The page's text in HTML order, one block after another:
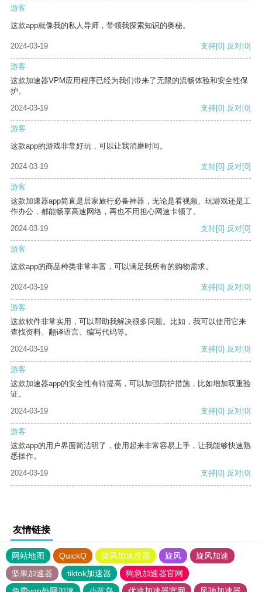
游客
这款app就像我的私人导师，带领我探索知识的奥秘。
2024-03-19 支持[0] 反对[0]
游客
这款加速器VPM应用程序已经为我们带来了无限的流畅体验和安全性保
护。
2024-03-19
支持[0] 反对[0]
游客
这款app的游戏非常好玩，可以让我消磨时间。
2024-03-19 支持[0] 反对[0]
游客
这款加速器app简直是居家旅行必备神器，无论是看视频、玩游戏还是工
作办公，都能畅享高速网络，再也不用担心网速卡顿了。
2024-03-19
支持[0] 反对[0]
游客
这款app的商品种类非常丰富，可以满足我所有的购物需求。
2024-03-19 支持[0] 反对[0]
游客
这款软件非常实用，可以帮助我解决很多问题。比如，我可以使用它来
查找资料、翻译语言、编写代码等。
2024-03-19
支持[0] 反对[0]
游客
这款加速器app的安全性有待提高，可以加强防护措施，比如增加双重验
证。
2024-03-19
支持[0] 反对[0]
游客
这款app的用户界面简洁明了，使用起来非常容易上手，让我能够快速熟
悉操作。
2024-03-19
支持[0] 反对[0]
友情链接
网站地图 QuickQ 旋风加速度器 旋风
旋风加速
坚果加速器
tiktok加速器
狗急加速器官网